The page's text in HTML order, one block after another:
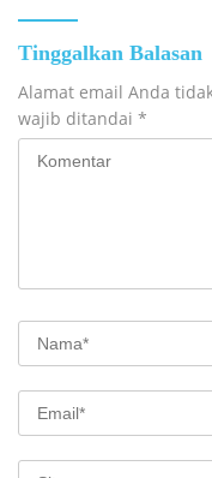
Tinggalkan Balasan
Alamat email Anda
wajib ditandai *